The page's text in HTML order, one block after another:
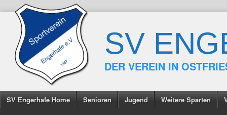
SV
DER VEREIN IN
SV Engerhafe Home Senioren Jugend Weitere Sparten